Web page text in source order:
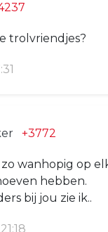
trolvriendjes?
+3772
zo wanhopig op
hebben.
bij jou zie ik..